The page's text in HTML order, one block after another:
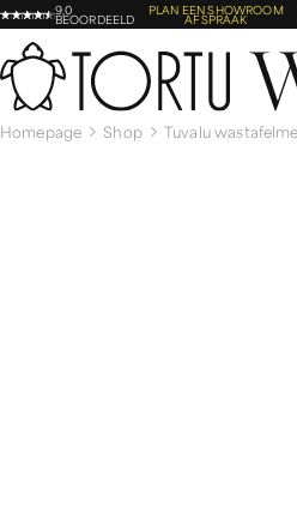
9,0
BEOORDEELD
PLAN EEN SHOWROOM
AFSPRAAK
Homepage Shop Tuvalu